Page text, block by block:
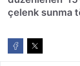
çelenk sunma